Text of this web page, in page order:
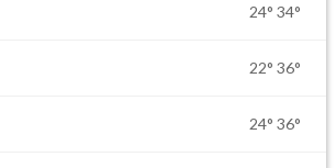
24° 34°
22° 36°
24° 36°